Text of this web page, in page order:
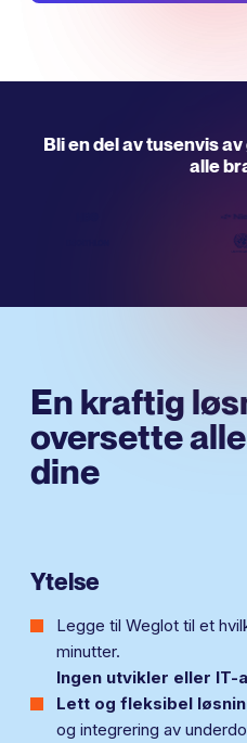
Bli en del av tusenvis
alle
En kraftig
oversette
dine
Ytelse
Legge til Weglot til et
minutter.
Ingen utvikler eller IT-
Lett og fleksibel
og integrering av